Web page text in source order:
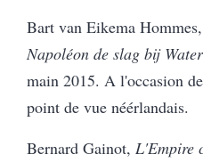
Bart van Eikema Hommes,
Napoléon de slag bij
main 2015. A l'occasion
point de vue néérlandais.
Bernard Gainot, L'Empire